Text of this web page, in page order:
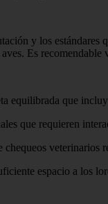
y los estándares
Es
equilibrada que
que requieren
chequeos
espacio a los